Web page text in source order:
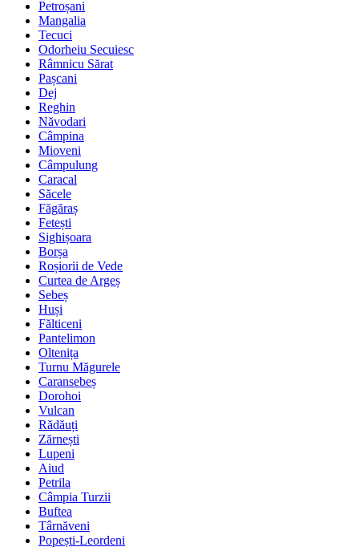
Petroșani
Mangalia
Tecuci
Odorheiu Secuiesc
Râmnicu Sărat
Pașcani
Dej
Reghin
Năvodari
Câmpina
Mioveni
Câmpulung
Caracal
Săcele
Făgăraș
Fetești
Sighișoara
Borșa
Roșiorii de Vede
Curtea de Argeș
Sebeș
Huși
Fălticeni
Pantelimon
Oltenița
Turnu Măgurele
Caransebeș
Dorohoi
Vulcan
Rădăuți
Zărnești
Lupeni
Aiud
Petrila
Câmpia Turzii
Buftea
Târnăveni
Popești-Leordeni